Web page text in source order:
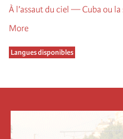
À l’assaut du ciel — Cuba ou
More
Langues disponibles